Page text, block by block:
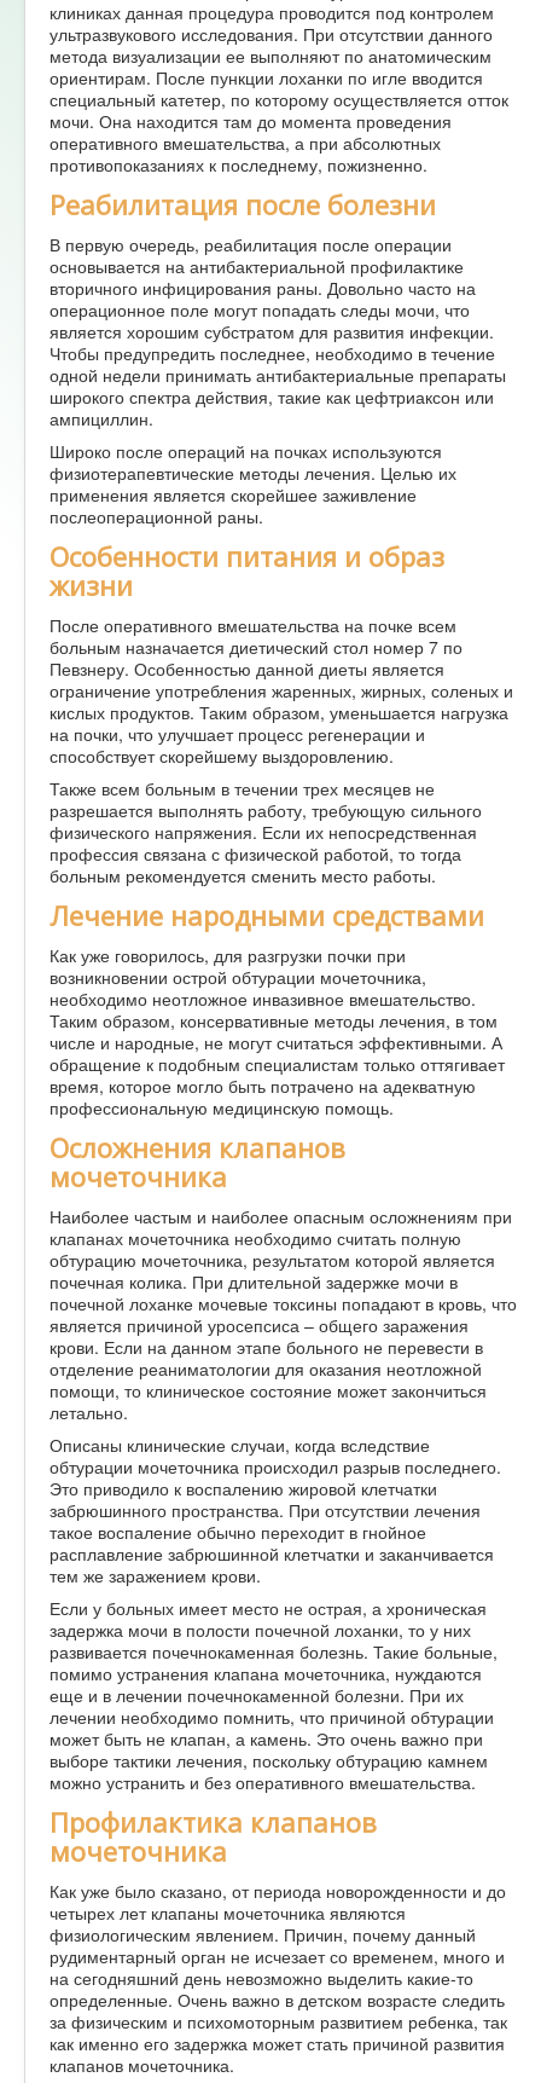
клиниках данная процедура проводится под контролем
ультразвукового исследования. При отсутствии данного
метода визуализации ее выполняют по анатомическим
ориентирам. После пункции лоханки по игле вводится
специальный катетер, по которому осуществляется отток
мочи. Она находится там до момента проведения
оперативного вмешательства, а при абсолютных
противопоказаниях к последнему, пожизненно.
Реабилитация после болезни
В первую очередь, реабилитация после операции
основывается на антибактериальной профилактике
вторичного инфицирования раны. Довольно часто на
операционное поле могут попадать следы мочи, что
является хорошим субстратом для развития инфекции.
Чтобы предупредить последнее, необходимо в течение
одной недели принимать антибактериальные препараты
широкого спектра действия, такие как цефтриаксон или
ампициллин.
Широко после операций на почках используются
физиотерапевтические методы лечения. Целью их
применения является скорейшее заживление
послеоперационной раны.
Особенности питания и образ
жизни
После оперативного вмешательства на почке всем
больным назначается диетический стол номер 7 по
Певзнеру. Особенностью данной диеты является
ограничение употребления жаренных, жирных, соленых и
кислых продуктов. Таким образом, уменьшается нагрузка
на почки, что улучшает процесс регенерации и
способствует скорейшему выздоровлению.
Также всем больным в течении трех месяцев не
разрешается выполнять работу, требующую сильного
физического напряжения. Если их непосредственная
профессия связана с физической работой, то тогда
больным рекомендуется сменить место работы.
Лечение народными средствами
Как уже говорилось, для разгрузки почки при
возникновении острой обтурации мочеточника,
необходимо неотложное инвазивное вмешательство.
Таким образом, консервативные методы лечения, в том
числе и народные, не могут считаться эффективными. А
обращение к подобным специалистам только оттягивает
время, которое могло быть потрачено на адекватную
профессиональную медицинскую помощь.
Осложнения клапанов
мочеточника
Наиболее частым и наиболее опасным осложнениям при
клапанах мочеточника необходимо считать полную
обтурацию мочеточника, результатом которой является
почечная колика. При длительной задержке мочи в
почечной лоханке мочевые токсины попадают в кровь, что
является причиной уросепсиса – общего заражения
крови. Если на данном этапе больного не перевести в
отделение реаниматологии для оказания неотложной
помощи, то клиническое состояние может закончиться
летально.
Описаны клинические случаи, когда вследствие
обтурации мочеточника происходил разрыв последнего.
Это приводило к воспалению жировой клетчатки
забрюшинного пространства. При отсутствии лечения
такое воспаление обычно переходит в гнойное
расплавление забрюшинной клетчатки и заканчивается
тем же заражением крови.
Если у больных имеет место не острая, а хроническая
задержка мочи в полости почечной лоханки, то у них
развивается почечнокаменная болезнь. Такие больные,
помимо устранения клапана мочеточника, нуждаются
еще и в лечении почечнокаменной болезни. При их
лечении необходимо помнить, что причиной обтурации
может быть не клапан, а камень. Это очень важно при
выборе тактики лечения, поскольку обтурацию камнем
можно устранить и без оперативного вмешательства.
Профилактика клапанов
мочеточника
Как уже было сказано, от периода новорожденности и до
четырех лет клапаны мочеточника являются
физиологическим явлением. Причин, почему данный
рудиментарный орган не исчезает со временем, много и
на сегодняшний день невозможно выделить какие-то
определенные. Очень важно в детском возрасте следить
за физическим и психомоторным развитием ребенка, так
как именно его задержка может стать причиной развития
клапанов мочеточника.